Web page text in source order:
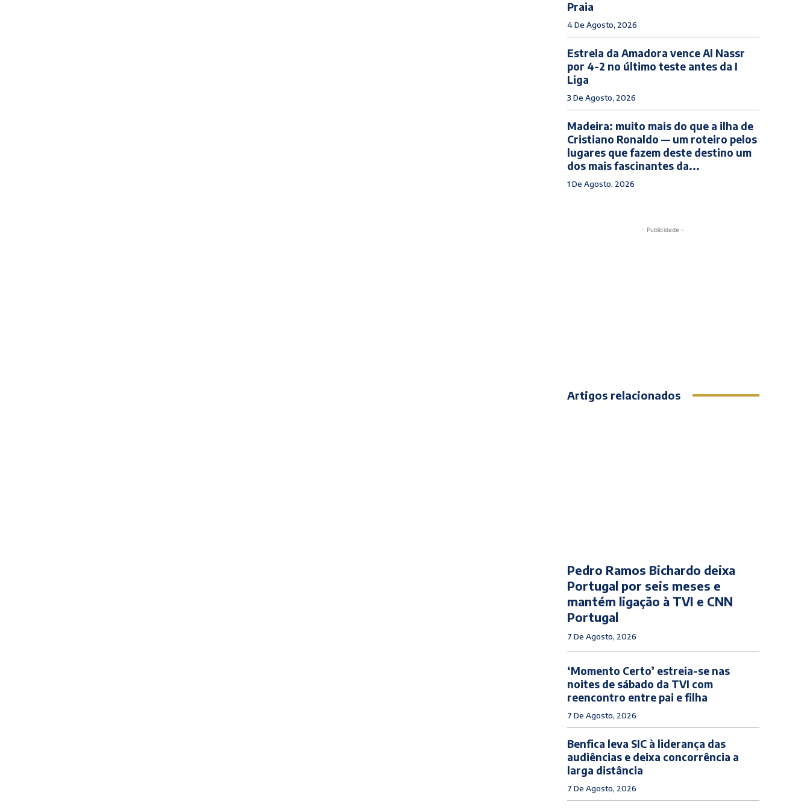
Praia
4 De Agosto, 2026
Estrela da Amadora vence Al Nassr
por 4-2 no último teste antes da I
Liga
3 De Agosto, 2026
Madeira: muito mais do que a ilha de
Cristiano Ronaldo — um roteiro pelos
lugares que fazem deste destino um
dos mais fascinantes da...
1 De Agosto, 2026
- Publicidade -
Artigos relacionados
Pedro Ramos Bichardo deixa
Portugal por seis meses e
mantém ligação à TVI e CNN
Portugal
7 De Agosto, 2026
‘Momento Certo’ estreia-se nas
noites de sábado da TVI com
reencontro entre pai e filha
7 De Agosto, 2026
Benfica leva SIC à liderança das
audiências e deixa concorrência a
larga distância
7 De Agosto, 2026